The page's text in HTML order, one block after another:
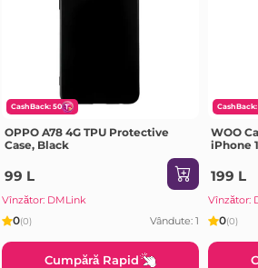
CashBack: 50
OPPO A78 4G TPU Protective
Case, Black
99 L
Vînzător: DMLink
0(0) Vândute: 1
Cumpără Rapid
CashBack:
WOO
iPhone
199 L
Vînzător:
0(0)